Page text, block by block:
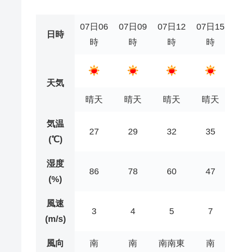
日時
07日06
時
07日09
時
07日12
時
07日15
時
天気
晴天
晴天 晴天 晴天
気温
(℃)
27 29 32 35
湿度
(%)
86 78 60 47
風速
(m/s)
3 4 5 7
風向 南 南 南南東 南